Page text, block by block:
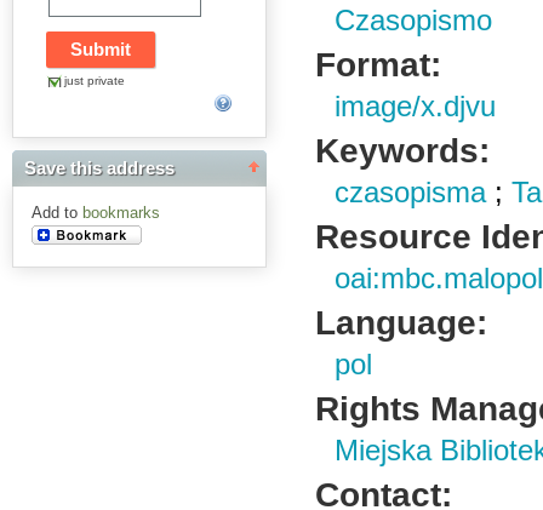
just private
Save this address
Add to bookmarks
Czasopismo
Format:
image/x.djvu
Keywords:
czasopisma;
Resource
Language:
pol
Rights
Miejska
Contact: